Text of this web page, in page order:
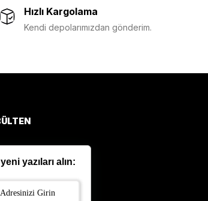
Hızlı Kargolama
Kendi depolarımızdan gönderim.
yazıları alın: